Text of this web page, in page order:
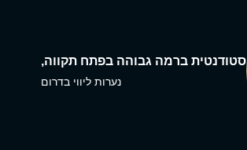
סטודנטית ברמה גבוהה בפתח תקווה,
נערות ליווי בדרום